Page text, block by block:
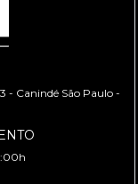
- Canindé São Paulo -